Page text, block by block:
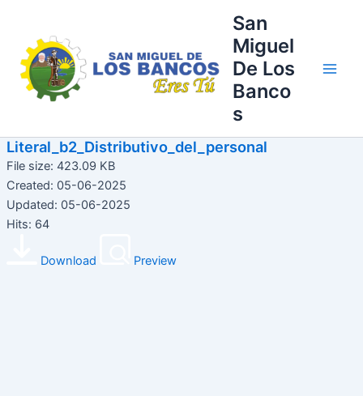
contenido
San
Miguel
De Los
Banco
s
Literal_b2_Distributivo_del_personal
File size: 423.09 KB
Created: 05-06-2025
Updated: 05-06-2025
Hits: 64
Download Preview